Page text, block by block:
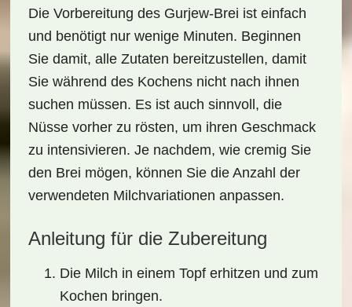
Die Vorbereitung des Gurjew-Brei ist einfach
und benötigt nur wenige Minuten. Beginnen
Sie damit, alle Zutaten bereitzustellen, damit
Sie während des Kochens nicht nach ihnen
suchen müssen. Es ist auch sinnvoll, die
Nüsse vorher zu rösten, um ihren Geschmack
zu intensivieren. Je nachdem, wie cremig Sie
den Brei mögen, können Sie die Anzahl der
verwendeten Milchvariationen anpassen.
Anleitung für die Zubereitung
Die Milch in einem Topf erhitzen und zum
Kochen bringen.